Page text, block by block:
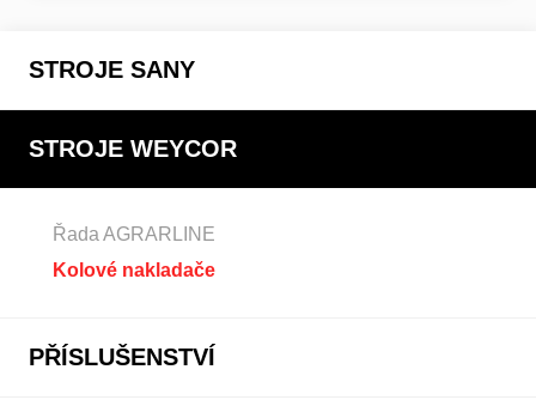
STROJE SANY
STROJE WEYCOR
Řada AGRARLINE
Kolové nakladače
PŘÍSLUŠENSTVÍ